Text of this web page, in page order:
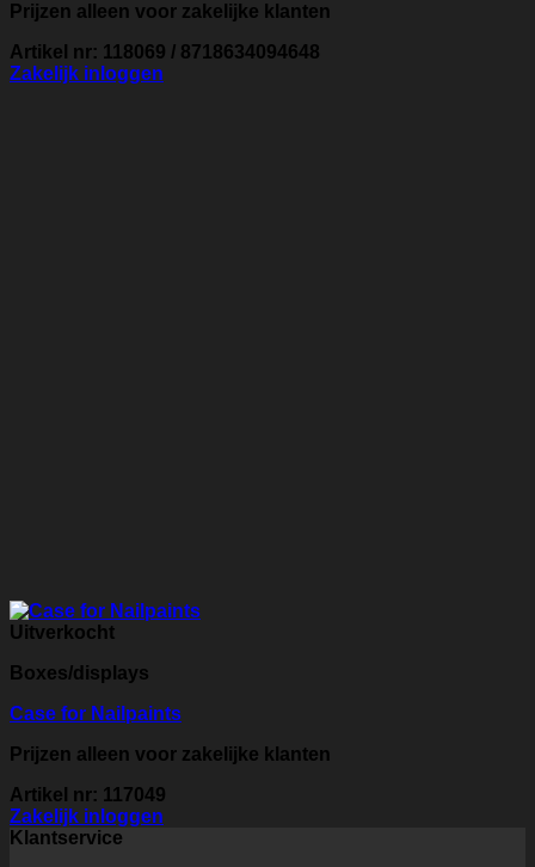
Prijzen alleen voor zakelijke klanten
Artikel nr: 118069 / 8718634094648
Zakelijk inloggen
Uitverkocht
Boxes/displays
Case for Nailpaints
Prijzen alleen voor zakelijke klanten
Artikel nr: 117049
Zakelijk inloggen
Klantservice